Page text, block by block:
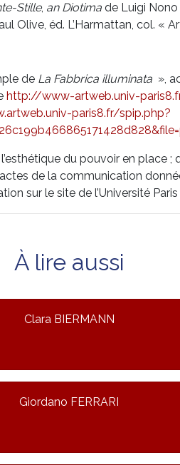
Stille, an Diotima de Luigi
Olive, éd. L’Harmattan, col. «
de La Fabbrica illuminata »,
http://www-artweb.univ-
paris8.fr/spip.php?
du pouvoir en place ;
de la communication
sur le site de l’Université Paris
À lire aussi
Clara BIERMANN
Giordano FERRARI